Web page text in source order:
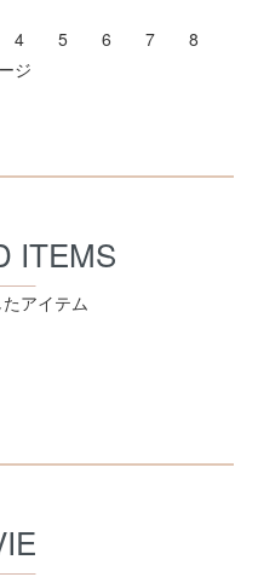
4 5 6 7
8
ジ
ITEMS
アイテム